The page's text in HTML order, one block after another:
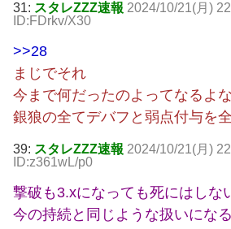
31: スタレZZZ速報 2024/10/21(月)
ID:FDrkv/X30
>>28
まじでそれ
今まで何だったのよってなるよな
銀狼の全てデバフと弱点付与を
39: スタレZZZ速報 2024/10/21(月)
ID:z361wL/p0
撃破も3.xになっても死にはしな
今の持続と同じような扱いにな